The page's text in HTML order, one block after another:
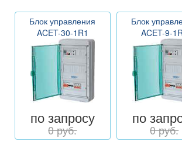
Блок управления
ACET-30-1R1
по запросу
0 руб.
Блок
ACET-9-
по
0 руб.